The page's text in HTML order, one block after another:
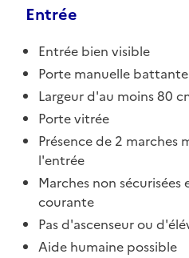
Entrée
Entrée bien visible
Porte manuelle battante
Largeur d'au moins 80
Porte vitrée
Présence de 2
l'entrée
Marches non
courante
Pas d'ascenseur ou
Aide humaine possible